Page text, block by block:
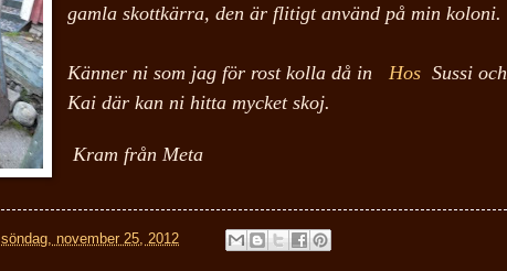
gamla skottkärra, den är flitigt använd på min koloni.
Känner ni som jag för rost kolla då in Hos Sussi och
Kaidär kan ni hitta mycket skoj.
Kram från Meta
söndag, november 25, 2012